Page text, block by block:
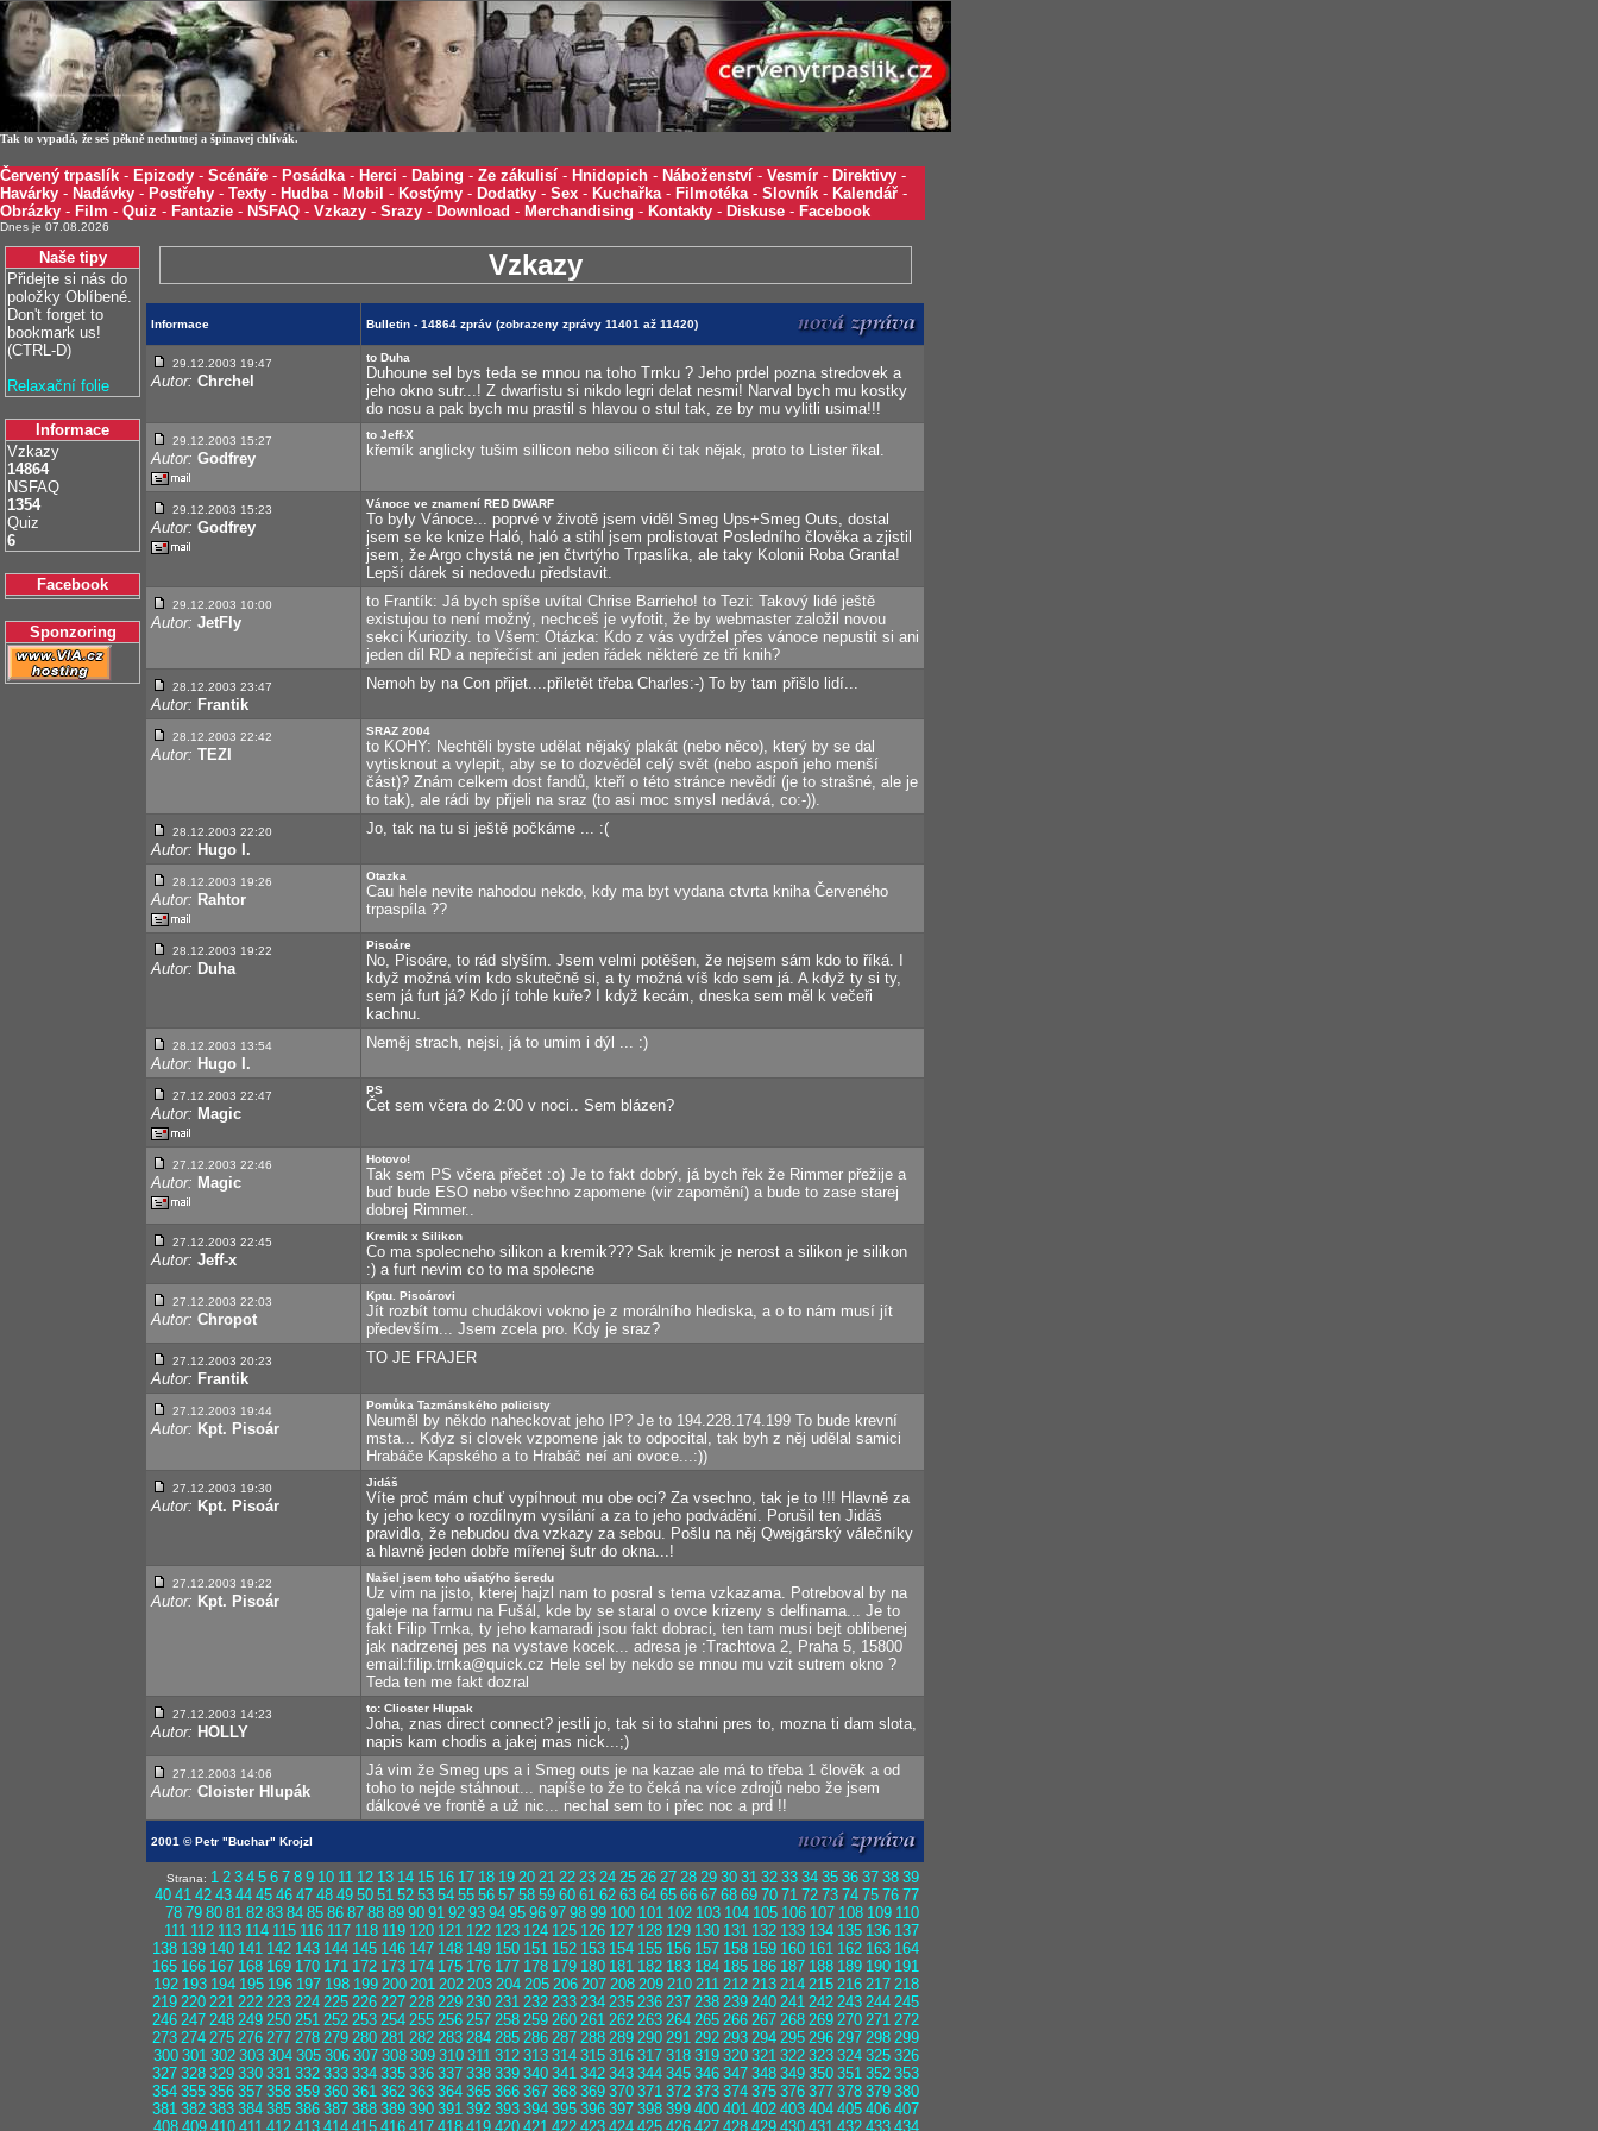
Tak to vypadá, že seš pěkně nechutnej a špinavej chlívák.
Červený trpaslík - Epizody - Scénáře - Posádka- Herci - Dabing - Ze zákulisí - Hnidopich - Náboženství - Vesmír - Direktivy -
Havárky - Nadávky - Postřehy - Texty - Hudba- Mobil - Kostýmy - Dodatky - Sex - Kuchařka- Filmotéka- Slovník - Kalendář -
Obrázky - Film - Quiz - Fantazie - NSFAQ - Vzkazy - Srazy - Download - Merchandising - Kontakty - Diskuse - Facebook
Dnes je 07.08.2026
Naše tipy
Přidejte si nás do
položky Oblíbené.
Don't forget to
bookmark us!
(CTRL-D)
Relaxační folie
Informace
Vzkazy
14864
NSFAQ
1354
Quiz
6
Facebook
Sponzoring
Vzkazy
Informace Bulletin - 14864 zpráv (zobrazeny zprávy 11401 až 11420)
29.12.2003 19:47
Autor: Chrchel
to Duha
Duhoune sel bys teda se mnou na toho Trnku ? Jeho prdel pozna stredovek a
jeho okno sutr...! Z dwarfistu si nikdo legri delat nesmi! Narval bych mu kostky
do nosu a pak bych mu prastil s hlavou o stul tak, ze by mu vylitli usima!!!
29.12.2003 15:27
Autor: Godfrey
to Jeff-X
křemík anglicky tušim sillicon nebo silicon či tak nějak, proto to Lister řikal.
29.12.2003 15:23
Autor: Godfrey
Vánoce ve znamení RED DWARF
To byly Vánoce... poprvé v životě jsem viděl Smeg Ups+Smeg Outs, dostal
jsem se ke knize Haló, haló a stihl jsem prolistovat Posledního člověka a zjistil
jsem, že Argo chystá ne jen čtvrtýho Trpaslíka, ale taky Kolonii Roba Granta!
Lepší dárek si nedovedu představit.
29.12.2003 10:00
Autor: JetFly
to Frantík: Já bych spíše uvítal Chrise Barrieho! to Tezi: Takový lidé ještě
existujou to není možný, nechceš je vyfotit, že by webmaster založil novou
sekci Kuriozity. to Všem: Otázka: Kdo z vás vydržel přes vánoce nepustit si ani
jeden díl RD a nepřečíst ani jeden řádek některé ze tří knih?
28.12.2003 23:47
Autor: Frantik
Nemoh by na Con přijet....přiletět třeba Charles:-) To by tam přišlo lidí...
28.12.2003 22:42
Autor: TEZI
SRAZ 2004
to KOHY: Nechtěli byste udělat nějaký plakát (nebo něco), který by se dal
vytisknout a vylepit, aby se to dozvěděl celý svět (nebo aspoň jeho menší
část)? Znám celkem dost fandů, kteří o této stránce nevědí (je to strašné, ale je
to tak), ale rádi by přijeli na sraz (to asi moc smysl nedává, co:-)).
28.12.2003 22:20
Autor: Hugo I.
Jo, tak na tu si ještě počkáme ... :(
28.12.2003 19:26
Autor: Rahtor
Otazka
Cau hele nevite nahodou nekdo, kdy ma byt vydana ctvrta kniha Červeného
trpaspíla ??
28.12.2003 19:22
Autor: Duha
Pisoáre
No, Pisoáre, to rád slyším. Jsem velmi potěšen, že nejsem sám kdo to říká. I
když možná vím kdo skutečně si, a ty možná víš kdo sem já. A když ty si ty,
sem já furt já? Kdo jí tohle kuře? I když kecám, dneska sem měl k večeři
kachnu.
28.12.2003 13:54
Autor: Hugo I.
Neměj strach, nejsi, já to umim i dýl ... :)
27.12.2003 22:47
Autor: Magic
PS
Čet sem včera do 2:00 v noci.. Sem blázen?
27.12.2003 22:46
Autor: Magic
Hotovo!
Tak sem PS včera přečet :o) Je to fakt dobrý, já bych řek že Rimmer přežije a
buď bude ESO nebo všechno zapomene (vir zapomění) a bude to zase starej
dobrej Rimmer..
27.12.2003 22:45
Autor: Jeff-x
Kremik x Silikon
Co ma spolecneho silikon a kremik??? Sak kremik je nerost a silikon je silikon
:) a furt nevim co to ma spolecne
27.12.2003 22:03
Autor: Chropot
Kptu. Pisoárovi
Jít rozbít tomu chudákovi vokno je z morálního hlediska, a o to nám musí jít
především... Jsem zcela pro. Kdy je sraz?
27.12.2003 20:23
Autor: Frantik
TO JE FRAJER
27.12.2003 19:44
Autor: Kpt. Pisoár
Pomůka Tazmánského policisty
Neuměl by někdo naheckovat jeho IP? Je to 194.228.174.199 To bude krevní
msta... Kdyz si clovek vzpomene jak to odpocital, tak byh z něj udělal samici
Hrabáče Kapského a to Hrabáč neí ani ovoce...:))
27.12.2003 19:30
Autor: Kpt. Pisoár
Jidáš
Víte proč mám chuť vypíhnout mu obe oci? Za vsechno, tak je to !!! Hlavně za
ty jeho kecy o rozdílnym vysílání a za to jeho podvádění. Porušil ten Jidáš
pravidlo, že nebudou dva vzkazy za sebou. Pošlu na něj Qwejgárský válečníky
a hlavně jeden dobře mířenej šutr do okna...!
27.12.2003 19:22
Autor: Kpt. Pisoár
Našel jsem toho ušatýho šeredu
Uz vim na jisto, kterej hajzl nam to posral s tema vzkazama. Potreboval by na
galeje na farmu na Fušál, kde by se staral o ovce krizeny s delfinama... Je to
fakt Filip Trnka, ty jeho kamaradi jsou fakt dobraci, ten tam musi bejt oblibenej
jak nadrzenej pes na vystave kocek... adresa je :Trachtova 2, Praha 5, 15800
email:filip.trnka@quick.cz Hele sel by nekdo se mnou mu vzit sutrem okno ?
Teda ten me fakt dozral
27.12.2003 14:23
Autor: HOLLY
to: Clioster Hlupak
Joha, znas direct connect? jestli jo, tak si to stahni pres to, mozna ti dam slota,
napis kam chodis a jakej mas nick...;)
27.12.2003 14:06
Autor: Cloister Hlupák
Já vim že Smeg ups a i Smeg outs je na kazae ale má to třeba 1 člověk a od
toho to nejde stáhnout... napíše to že to čeká na více zdrojů nebo že jsem
dálkové ve frontě a už nic... nechal sem to i přec noc a prd !!
2001 © Petr "Buchar" Krojzl
Strana: 1 2 3 4 5 6 7 8 9 10 11 12 13 14 15 16 17 18 19 20 21 22 23 24 25 26 27 28 29 30 31 32 33 34 35 36 37 38 39
40 41 42 43 44 45 46 47 48 49 50 51 52 53 54 55 56 57 58 59 60 61 62 63 64 65 66 67 68 69 70 71 72 73 74 75 76 77
78 79 80 81 82 83 84 85 86 87 88 89 90 91 92 93 94 95 96 97 98 99 100 101 102 103 104 105 106 107 108 109 110
111 112 113 114 115 116 117 118 119 120 121 122 123 124 125 126 127 128 129 130 131 132 133 134 135 136 137
138 139 140 141 142 143 144 145 146 147 148 149 150 151 152 153 154 155 156 157 158 159 160 161 162 163 164
165 166 167 168 169 170 171 172 173 174 175 176 177 178 179 180 181 182 183 184 185 186 187 188 189 190 191
192 193 194 195 196 197 198 199 200 201 202 203 204 205 206 207 208 209 210 211 212 213 214 215 216 217 218
219 220 221 222 223 224 225 226 227 228 229 230 231 232 233 234 235 236 237 238 239 240 241 242 243 244 245
246 247 248 249 250 251 252 253 254 255 256 257 258 259 260 261 262 263 264 265 266 267 268 269 270 271 272
273 274 275 276 277 278 279 280 281 282 283 284 285 286 287 288 289 290 291 292 293 294 295 296 297 298 299
300 301 302 303 304 305 306 307 308 309 310 311 312 313 314 315 316 317 318 319 320 321 322 323 324 325 326
327 328 329 330 331 332 333 334 335 336 337 338 339 340 341 342 343 344 345 346 347 348 349 350 351 352 353
354 355 356 357 358 359 360 361 362 363 364 365 366 367 368 369 370 371 372 373 374 375 376 377 378 379 380
381 382 383 384 385 386 387 388 389 390 391 392 393 394 395 396 397 398 399 400 401 402 403 404 405 406 407
408 409 410 411 412 413 414 415 416 417 418 419 420 421 422 423 424 425 426 427 428 429 430 431 432 433 434